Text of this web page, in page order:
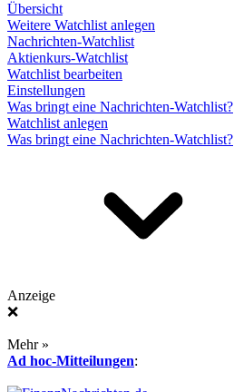
Übersicht
Weitere Watchlist anlegen
Nachrichten-Watchlist
Aktienkurs-Watchlist
Watchlist bearbeiten
Einstellungen
Was bringt eine Nachrichten-Watchlist?
Watchlist anlegen
Was bringt eine Nachrichten-Watchlist?
Anzeige
❌
Mehr »
Ad hoc-Mitteilungen: